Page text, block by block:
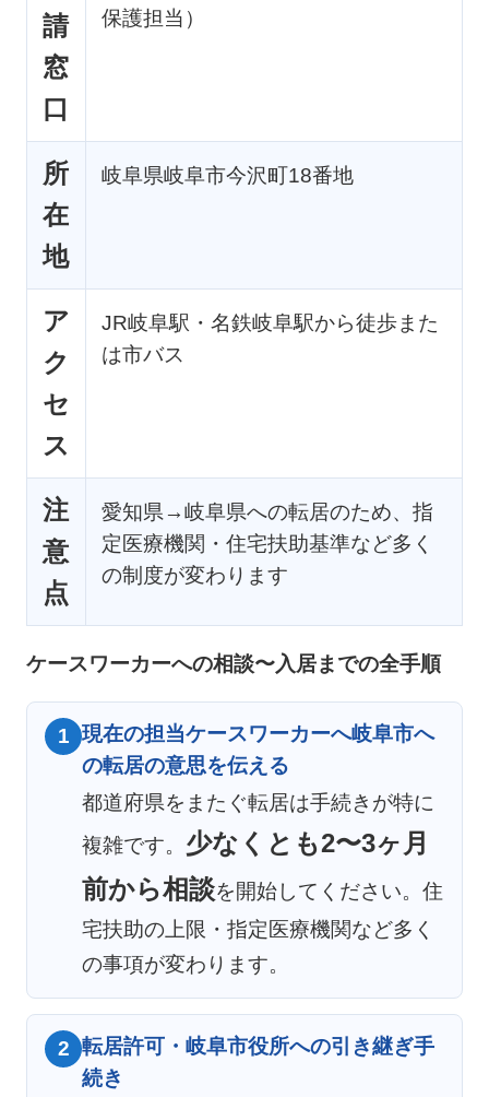
請
窓
口
保護担当）
所
在
地
岐阜県岐阜市今沢町18番地
ア
ク
セ
ス
JR岐阜駅・名鉄岐阜駅から徒歩また
は市バス
注
意
点
愛知県→岐阜県への転居のため、指
定医療機関・住宅扶助基準など多く
の制度が変わります
ケースワーカーへの相談〜入居までの全手順
1 現在の担当ケースワーカーへ岐阜市へ
の転居の意思を伝える
都道府県をまたぐ転居は手続きが特に
複雑です。 少なくとも2〜3ヶ月
前から相談を開始してください。住
宅扶助の上限・指定医療機関など多く
の事項が変わります。
2 転居許可・岐阜市役所への引き継ぎ手
続き